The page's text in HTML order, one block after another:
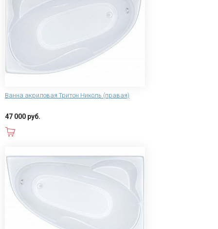
Ванна акриловая Тритон Николь (правая)
47 000 руб.